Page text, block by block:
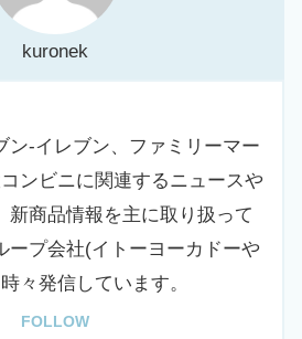
kuronek
ン-イレブン、ファミリーマー
ンビニに関連するニュースや
新商品情報を主に取り扱って
ープ会社(イトーヨーカドーや
々発信しています。
FOLLOW